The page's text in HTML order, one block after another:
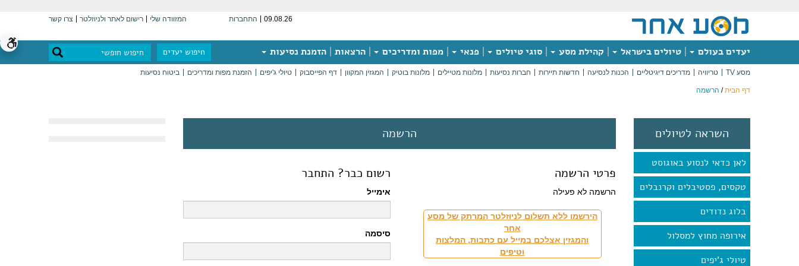
09.08.26 התחברות המזוודה שלי רישום לאתר ולניוזלטר צרו קשר
יעדים בעולם טיולים בישראל קהילת מסע סוגי טיולים פנאי מפות ומדריכים הרצאות הזמנת נסיעות חיפוש יעדים
מסע TV טריוויה מדריכים דיגיטליים הכנות לנסיעה חדשות תיירות חברות נסיעות מלונות מטיילים מלונות בוטיק המגזין המקוון דף הפייסבוק טיולי ג'יפים הזמנת מפות ומדריכים ביטוח נסיעות
דף הבית/ הרשמה
השראה לטיולים
לאן כדאי לנסוע באוגוסט
טקסים, פסטיבלים וקרנבלים
בלוג נדודים
אירופה מחוץ למסלול
טיולי ג'יפים
הרשמה
פרטי הרשמה
הרשמה לא פעילה
הירשמו ללא תשלום לניוזלטר המרתק של מסע
אחר
והמגזין אצלכם במייל עם כתבות, המלצות
וטיפים
רשום כבר? התחבר
אימייל
סיסמה